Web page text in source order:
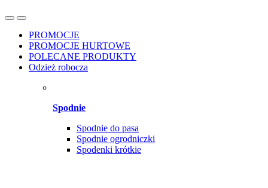
PROMOCJE
PROMOCJE HURTOWE
POLECANE PRODUKTY
Odzież robocza
Spodnie
Spodnie do pasa
Spodnie ogrodniczki
Spodenki krótkie